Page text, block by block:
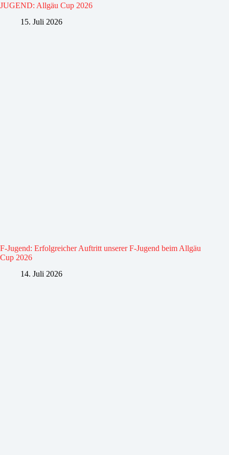
JUGEND: Allgäu Cup 2026
15. Juli 2026
F-Jugend: Erfolgreicher Auftritt unserer F-Jugend beim Allgäu
Cup 2026
14. Juli 2026